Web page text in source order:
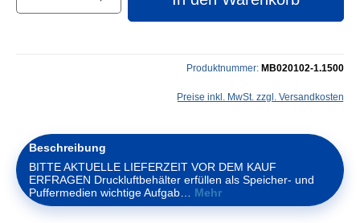
Produktnummer: MB020102-1.1500
Preise inkl. MwSt. zzgl. Versandkosten
Beschreibung
BITTE AKTUELLE LIEFERZEIT VOR DEM KAUF
ERFRAGEN Druckluftbehälter erfüllen als Speicher- und
Puffermedien wichtige Aufgab… Mehr